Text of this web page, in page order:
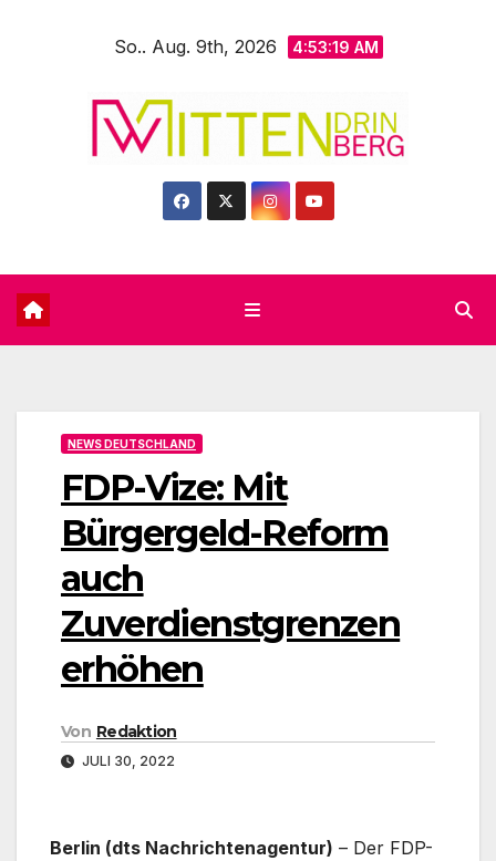
So.. Aug. 9th, 2026 4:53:21 AM
NEWS DEUTSCHLAND
FDP-Vize: Mit
Bürgergeld-Reform
auch
Zuverdienstgrenzen
erhöhen
Von Redaktion
JULI 30, 2022
Berlin (dts Nachrichtenagentur) – Der FDP-